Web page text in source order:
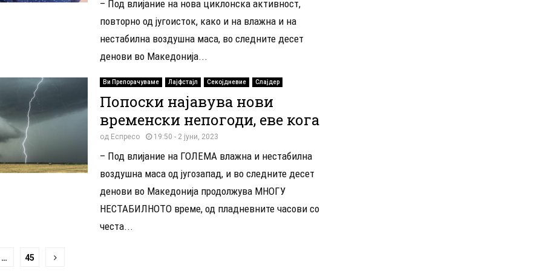
– Под влијание на нова циклонска активност,
повторно од југоисток, како и на влажна и на
нестабилна воздушна маса, во следните десет
денови во Македонија...
Ви Препорачуваме Лајфстајл Секојдневие Слајдер
Попоски најавува нови
временски непогоди, еве кога
од Еспресо 19:50 - 2 јуни, 2023
– Под влијание на ГОЛЕМА влажна и нестабилна
воздушна маса од југозапад, и во следните десет
денови во Македонија продолжува МНОГУ
НЕСТАБИЛНОТО време, од пладневните часови со
честа...
… 45